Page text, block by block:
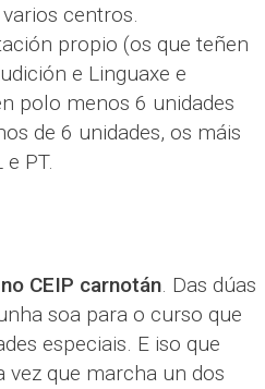
centros.
propio (os que teñen
e Linguaxe e
polo menos 6 unidades
de 6 unidades, os máis
PT.
CEIP carnotán. Das dúas
soa para o curso que
especiais. E iso que
vez que marcha un dos